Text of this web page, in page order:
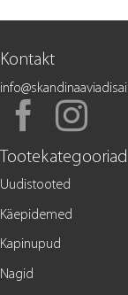
Kontakt
Tootekategooriad
Uudistooted
Käepidemed
Kapinupud
Nagid